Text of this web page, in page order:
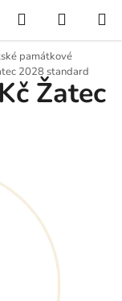
Hledat
památkové
2028 standard
Žatec